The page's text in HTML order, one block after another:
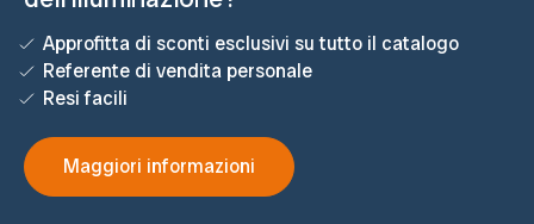
Approfitta di sconti esclusivi su tutto il catalogo
Referente di vendita personale
Resi facili
Maggiori informazioni